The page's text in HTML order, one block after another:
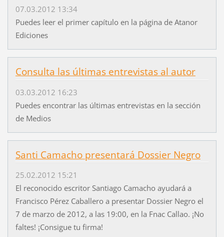
07.03.2012 13:34
Puedes leer el primer capítulo en la página de Atanor
Ediciones
Consulta las últimas entrevistas al autor
03.03.2012 16:23
Puedes encontrar las últimas entrevistas en la sección
de Medios
Santi Camacho presentará Dossier Negro
25.02.2012 15:21
El reconocido escritor Santiago Camacho ayudará a
Francisco Pérez Caballero a presentar Dossier Negro el
7 de marzo de 2012, a las 19:00, en la Fnac Callao. ¡No
faltes! ¡Consigue tu firma!